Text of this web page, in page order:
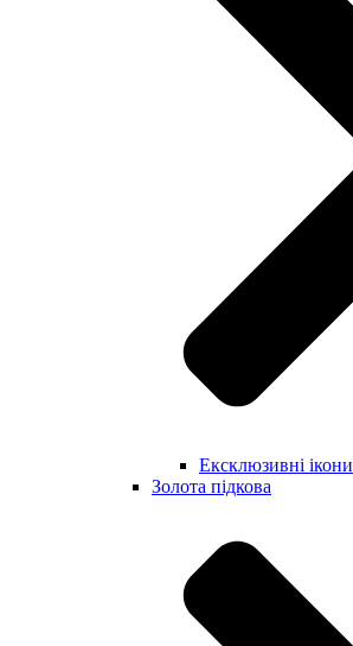
Ексклюзивні ікони
Золота підкова